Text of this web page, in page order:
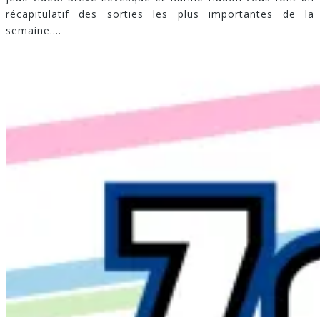
récapitulatif des sorties les plus importantes de la
semaine....